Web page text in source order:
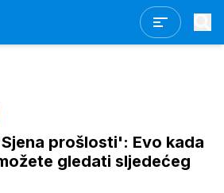
prošlosti': Evo kada
gledati sljedećeg